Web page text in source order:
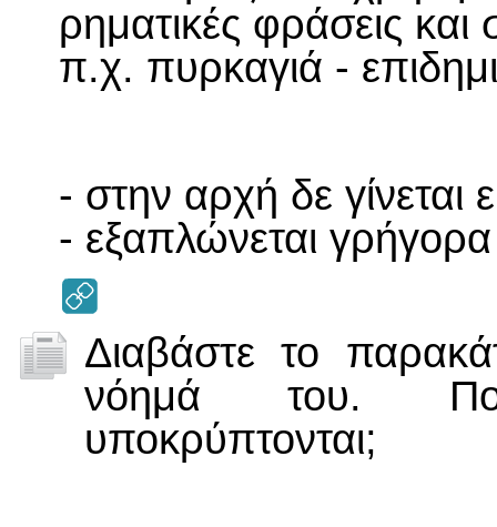
ρηματικές φράσεις
π.χ. πυρκαγιά -
- στην αρχή δε γίνεται
- εξαπλώνεται
Διαβάστε το
νόημά του.
υποκρύπτονται;